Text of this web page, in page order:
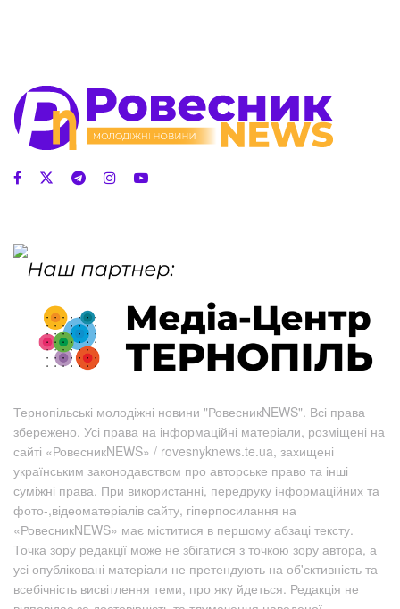
Тернопільські молодіжні новини "РовесникNEWS". Всі права
збережено. Усі права на інформаційні матеріали, розміщені на
сайті «РовесникNEWS» / rovesnyknews.te.ua, захищені
українським законодавством про авторське право та інші
суміжні права. При використанні, передруку інформаційних та
фото-,відеоматеріалів сайту, гіперпосилання на
«РовесникNEWS» має міститися в першому абзаці тексту.
Точка зору редакції може не збігатися з точкою зору автора, а
усі опубліковані матеріали не претендують на об'єктивність та
всебічність висвітлення теми, про яку йдеться. Редакція не